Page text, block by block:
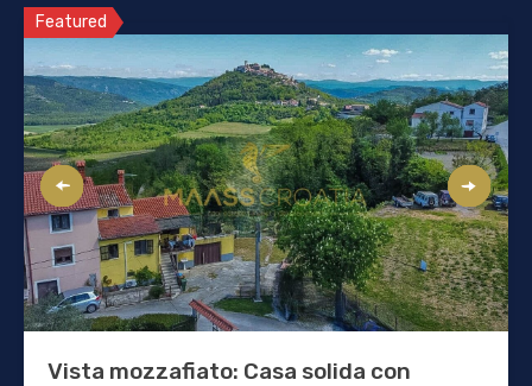
Featured
Vista mozzafiato: Casa solida con